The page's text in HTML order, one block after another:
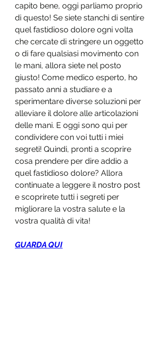
capito bene, oggi parliamo proprio
di questo! Se siete stanchi di sentire
quel fastidioso dolore ogni volta
che cercate di stringere un oggetto
o di fare qualsiasi movimento con
le mani, allora siete nel posto
giusto! Come medico esperto, ho
passato anni a studiare e a
sperimentare diverse soluzioni per
alleviare il dolore alle articolazioni
delle mani. E oggi sono qui per
condividere con voi tutti i miei
segreti! Quindi, pronti a scoprire
cosa prendere per dire addio a
quel fastidioso dolore? Allora
continuate a leggere il nostro post
e scoprirete tutti i segreti per
migliorare la vostra salute e la
vostra qualità di vita!
GUARDA QUI